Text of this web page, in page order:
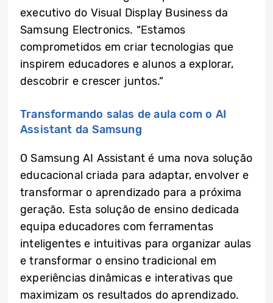
executivo do Visual Display Business da
Samsung Electronics. “Estamos
comprometidos em criar tecnologias que
inspirem educadores e alunos a explorar,
descobrir e crescer juntos.”
Transformando salas de aula com o AI
Assistant da Samsung
O Samsung AI Assistant é uma nova solução
educacional criada para adaptar, envolver e
transformar o aprendizado para a próxima
geração. Esta solução de ensino dedicada
equipa educadores com ferramentas
inteligentes e intuitivas para organizar aulas
e transformar o ensino tradicional em
experiências dinâmicas e interativas que
maximizam os resultados do aprendizado.